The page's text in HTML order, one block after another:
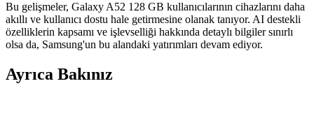
Bu gelişmeler, Galaxy A52 128 GB kullanıcılarının cihazlarını daha
akıllı ve kullanıcı dostu hale getirmesine olanak tanıyor. AI destekli
özelliklerin kapsamı ve işlevselliği hakkında detaylı bilgiler sınırlı
olsa da, Samsung'un bu alandaki yatırımları devam ediyor.
Ayrıca Bakınız